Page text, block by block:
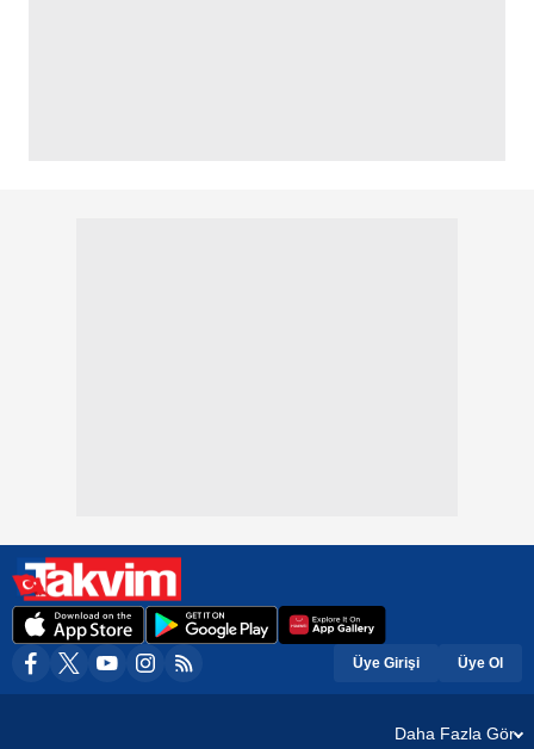
Üye Girişi Üye Ol
Daha Fazla Gör